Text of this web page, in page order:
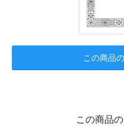
この商品
この商品